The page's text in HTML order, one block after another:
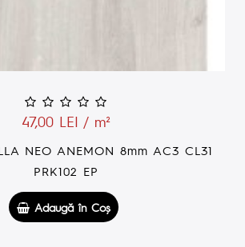
47,00 LEI / m²
ANITA 8X191X1200 AC3 MO
Adaugă în Coş